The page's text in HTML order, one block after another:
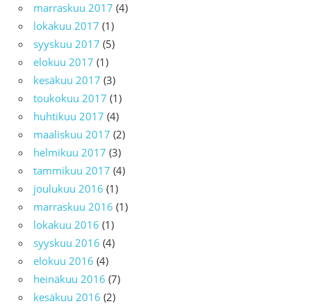
marraskuu 2017 (4)
lokakuu 2017 (1)
syyskuu 2017 (5)
elokuu 2017 (1)
kesäkuu 2017 (3)
toukokuu 2017 (1)
huhtikuu 2017 (4)
maaliskuu 2017 (2)
helmikuu 2017 (3)
tammikuu 2017 (4)
joulukuu 2016 (1)
marraskuu 2016 (1)
lokakuu 2016 (1)
syyskuu 2016 (4)
elokuu 2016 (4)
heinäkuu 2016 (7)
kesäkuu 2016 (2)